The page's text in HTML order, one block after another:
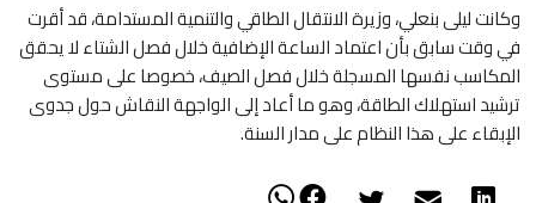
وكانت ليلى بنعلي، وزيرة الانتقال الطاقي والتنمية المستدامة، قد أقرت
في وقت سابق بأن اعتماد الساعة الإضافية خلال فصل الشتاء لا يحقق
المكاسب نفسها المسجلة خلال فصل الصيف، خصوصا على مستوى
ترشيد استهلاك الطاقة، وهو ما أعاد إلى الواجهة النقاش حول جدوى
الإبقاء على هذا النظام على مدار السنة.